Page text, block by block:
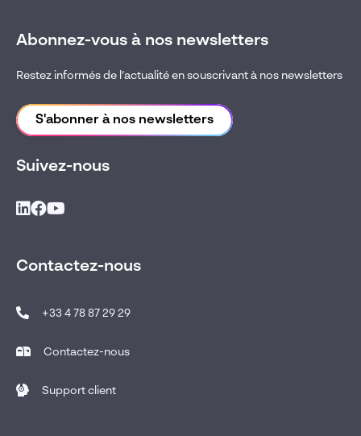
Abonnez-vous à nos newsletters
Restez informés de l’actualité en souscrivant à nos newsletters
S'abonner à nos newsletters
Suivez-nous
Contactez-nous
+33 4 78 87 29 29
Contactez-nous
Support client